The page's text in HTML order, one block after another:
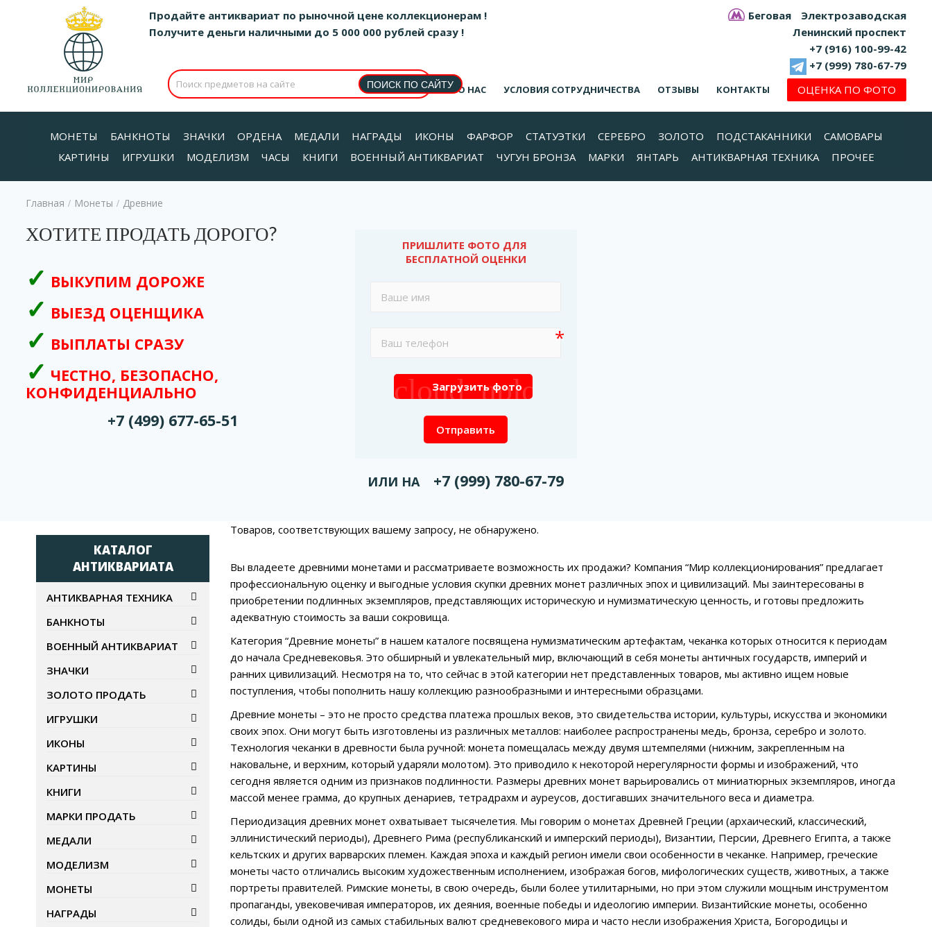
Продайте антиквариат по рыночной цене коллекционерам ! Беговая
Электрозаводская
Получите деньги наличными до 5 000 000 рублей сразу !
Ленинский проспект
+7 (916) 100-99-42
+7 (999) 780-67-79
О НАС УСЛОВИЯ СОТРУДНИЧЕСТВА ОТЗЫВЫ КОНТАКТЫ ОЦЕНКА ПО ФОТО
МОНЕТЫ БАНКНОТЫ ЗНАЧКИ ОРДЕНА МЕДАЛИ НАГРАДЫ ИКОНЫ ФАРФОР СТАТУЭТКИ СЕРЕБРО ЗОЛОТО ПОДСТАКАННИКИ
САМОВАРЫ
КАРТИНЫ
ИГРУШКИ МОДЕЛИЗМ ЧАСЫ КНИГИ ВОЕННЫЙ АНТИКВАРИАТ ЧУГУН БРОНЗА МАРКИ ЯНТАРЬ АНТИКВАРНАЯ ТЕХНИКА ПРОЧЕЕ
Главная / Монеты / Древние
ХОТИТЕ ПРОДАТЬ ДОРОГО?
ВЫКУПИМ ДОРОЖЕ
ВЫЕЗД ОЦЕНЩИКА
ВЫПЛАТЫ СРАЗУ
ЧЕСТНО, БЕЗОПАСНО,
КОНФИДЕНЦИАЛЬНО
+7 (499) 677-65-51
ПРИШЛИТЕ ФОТО ДЛЯ
БЕСПЛАТНОЙ ОЦЕНКИ
cloud_upload
Загрузить фото
Отправить
ИЛИ НА +7 (999) 780-67-79
Товаров, соответствующих вашему запросу, не обнаружено.
Вы владеете древними монетами и рассматриваете возможность их продажи? Компания “Мир коллекционирования” предлагает
профессиональную оценку и выгодные условия скупки древних монет различных эпох и цивилизаций. Мы заинтересованы в
приобретении подлинных экземпляров, представляющих историческую и нумизматическую ценность, и готовы предложить
адекватную стоимость за ваши сокровища.
Категория “Древние монеты” в нашем каталоге посвящена нумизматическим артефактам, чеканка которых относится к периодам
до начала Средневековья. Это обширный и увлекательный мир, включающий в себя монеты античных государств, империй и
ранних цивилизаций. Несмотря на то, что сейчас в этой категории нет представленных товаров, мы активно ищем новые
поступления, чтобы пополнить нашу коллекцию разнообразными и интересными образцами.
Древние монеты – это не просто средства платежа прошлых веков, это свидетельства истории, культуры, искусства и экономики
своих эпох. Они могут быть изготовлены из различных металлов: наиболее распространены медь, бронза, серебро и золото.
Технология чеканки в древности была ручной: монета помещалась между двумя штемпелями (нижним, закрепленным на
наковальне, и верхним, который ударяли молотом). Это приводило к некоторой нерегулярности формы и изображений, что
сегодня является одним из признаков подлинности. Размеры древних монет варьировались от миниатюрных экземпляров, иногда
массой менее грамма, до крупных денариев, тетрадрахм и ауреусов, достигавших значительного веса и диаметра.
Периодизация древних монет охватывает тысячелетия. Мы говорим о монетах Древней Греции (архаический, классический,
эллинистический периоды), Древнего Рима (республиканский и имперский периоды), Византии, Персии, Древнего Египта, а также
кельтских и других варварских племен. Каждая эпоха и каждый регион имели свои особенности в чеканке. Например, греческие
монеты часто отличались высоким художественным исполнением, изображая богов, мифологических существ, животных, а также
портреты правителей. Римские монеты, в свою очередь, были более утилитарными, но при этом служили мощным инструментом
пропаганды, увековечивая императоров, их деяния, военные победы и идеологию империи. Византийские монеты, особенно
солиды, были одной из самых стабильных валют средневекового мира и часто несли изображения Христа, Богородицы и
КАТАЛОГ
АНТИКВАРИАТА
АНТИКВАРНАЯ ТЕХНИКА
БАНКНОТЫ
ВОЕННЫЙ АНТИКВАРИАТ
ЗНАЧКИ
ЗОЛОТО ПРОДАТЬ
ИГРУШКИ
ИКОНЫ
КАРТИНЫ
КНИГИ
МАРКИ ПРОДАТЬ
МЕДАЛИ
МОДЕЛИЗМ
МОНЕТЫ
НАГРАДЫ